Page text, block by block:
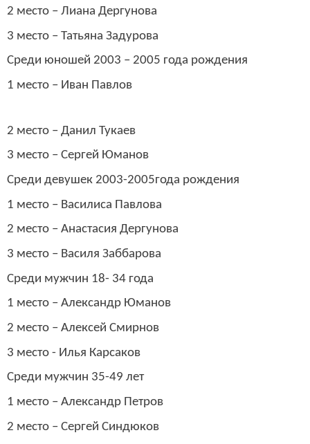
2 место – Лиана Дергунова
3 место – Татьяна Задурова
Среди юношей 2003 – 2005 года рождения
1 место – Иван Павлов
2 место – Данил Тукаев
3 место – Сергей Юманов
Среди девушек 2003-2005года рождения
1 место – Василиса Павлова
2 место – Анастасия Дергунова
3 место – Василя Заббарова
Среди мужчин 18- 34 года
1 место – Александр Юманов
2 место – Алексей Смирнов
3 место - Илья Карсаков
Среди мужчин 35-49 лет
1 место – Александр Петров
2 место – Сергей Синдюков